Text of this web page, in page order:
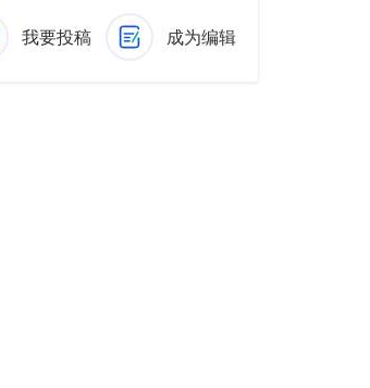
我要投稿 成为编辑